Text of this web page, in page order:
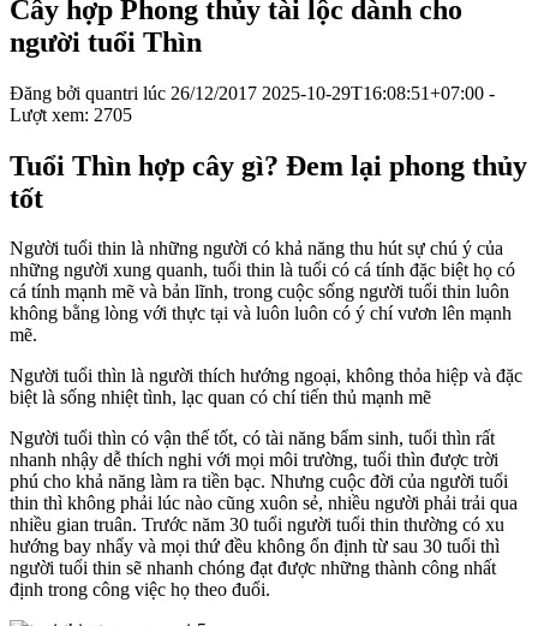
Cây hợp Phong thủy tài lộc dành cho
người tuổi Thìn
Đăng bởi quantri lúc 26/12/2017 2025-10-29T16:08:51+07:00 -
Lượt xem: 2705
Tuổi Thìn hợp cây gì? Đem lại phong thủy
tốt
Người tuổi thin là những người có khả năng thu hút sự chú ý của
những người xung quanh, tuổi thin là tuổi có cá tính đặc biệt họ có
cá tính mạnh mẽ và bản lĩnh, trong cuộc sống người tuổi thin luôn
không bằng lòng với thực tại và luôn luôn có ý chí vươn lên mạnh
mẽ.
Người tuổi thìn là người thích hướng ngoại, không thỏa hiệp và đặc
biệt là sống nhiệt tình, lạc quan có chí tiến thủ mạnh mẽ
Người tuổi thìn có vận thế tốt, có tài năng bẩm sinh, tuổi thìn rất
nhanh nhậy dễ thích nghi với mọi môi trường, tuổi thìn được trời
phú cho khả năng làm ra tiền bạc. Nhưng cuộc đời của người tuổi
thin thì không phải lúc nào cũng xuôn sẻ, nhiều người phải trải qua
nhiều gian truân. Trước năm 30 tuổi người tuổi thin thường có xu
hướng bay nhẩy và mọi thứ đều không ổn định từ sau 30 tuổi thì
người tuổi thin sẽ nhanh chóng đạt được những thành công nhất
định trong công việc họ theo đuổi.